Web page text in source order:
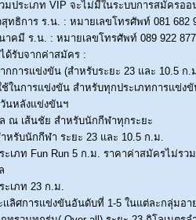
มประเภท VIP จะไม่มีในระบบการสมัคร
ธิการ ร.น. : หมายเลขโทรศัพท์ 081 682
คมี ร.น. : หมายเลขโทรศัพท์ 089 922
ด้รับจากค่าสมัคร :
กการแข่งขัน (สำหรับระยะ 23 และ 10.5 ก.
ในการแข่งขัน สำหรับทุกประเภทการแข่งขั
นหลังแข่งขันฯ
ณ เส้นชัย สำหรับนักกีฬาทุกระยะ
หรับนักกีฬา ระยะ 23 และ 10.5 ก.ม.
เภท Fun Run 5 ก.ม. ราคาค่าสมัครไม่รว
ะเภท 23 ก.ม.
เเลิศการแข่งขันอันดับที่ 1-5 ในแต่ละกลุ่มอา